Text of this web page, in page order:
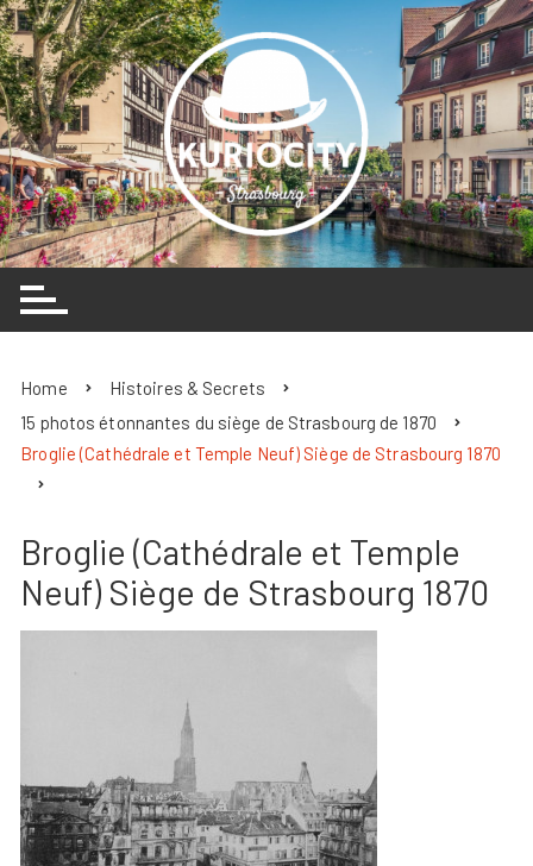
Skip
to
content
Home
Histoires & Secrets
15 photos étonnantes du siège de Strasbourg de 1870
Broglie (Cathédrale et Temple Neuf) Siège de Strasbourg 1870
Broglie (Cathédrale et Temple
Neuf) Siège de Strasbourg 1870